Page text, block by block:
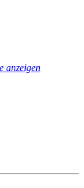
anzeigen